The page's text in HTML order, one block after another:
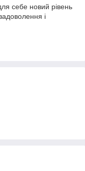
себе новий рівень
і